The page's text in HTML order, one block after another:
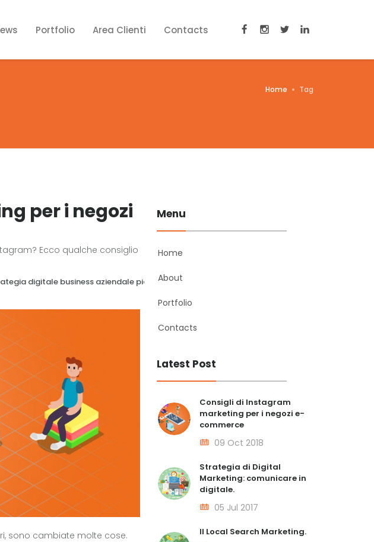
Portfolio Area Clienti Contacts
Home Tag
per i negozi
Ecco qualche consiglio
digitale business aziendale piano di marketing aziendale
sono cambiate molte cose.
Menu
Home
About
Portfolio
Contacts
Latest Post
Consigli di Instagram
marketing per i negozi e-
commerce
09 Oct 2018
Strategia di Digital
Marketing: comunicare in
digitale.
05 Jul 2017
Il Local Search Marketing.